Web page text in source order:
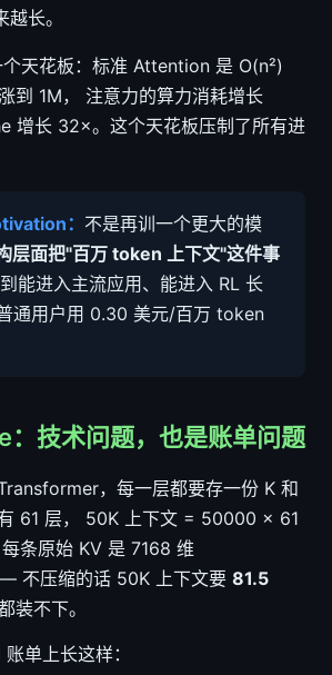
长。
天花板：标准 Attention 是 O(n²)
到 1M， 注意力的算力消耗增长
增长 32×。这个天花板压制了所有进
： 不是再训一个更大的模
层面把"百万 token 上下文"这件事
能进入主流应用、能进入 RL 长
通用户用 0.30 美元/百万 token
：技术问题，也是账单问题
，每一层都要存一份 K 和
61 层， 50K 上下文 = 50000 × 61
条原始 KV 是 7168 维
不压缩的话 50K 上下文要 81.5
装不下。
单上长这样：